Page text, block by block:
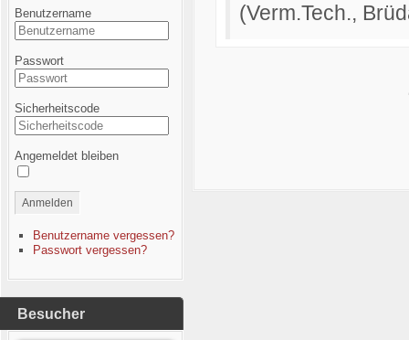
Benutzername
Passwort
Sicherheitscode
Angemeldet bleiben
Anmelden
Benutzername vergessen?
Passwort vergessen?
Besucher
(Verm.Tech.,